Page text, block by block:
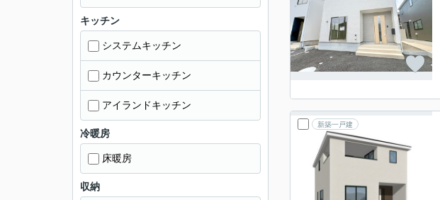
新築一戸建
キッチン
システムキッチン
カウンターキッチン
アイランドキッチン
冷暖房
床暖房
収納